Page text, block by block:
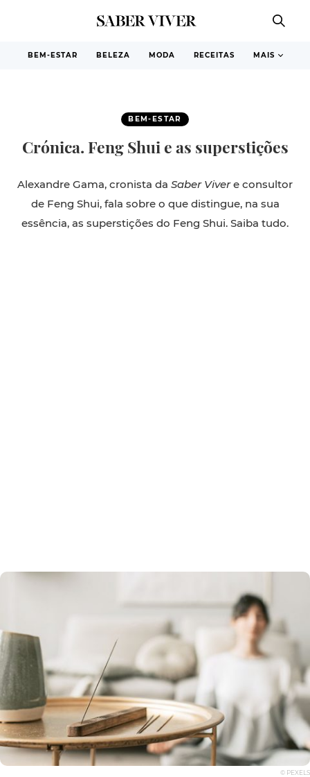
BEM-ESTAR BELEZA MODA RECEITAS MAIS
BEM-ESTAR
Crónica. Feng Shui e as superstições
Alexandre Gama, cronista da Saber Vivere consultor
de Feng Shui, fala sobre o que distingue, na sua
essência, as superstições do Feng Shui. Saiba tudo.
© PEXELS